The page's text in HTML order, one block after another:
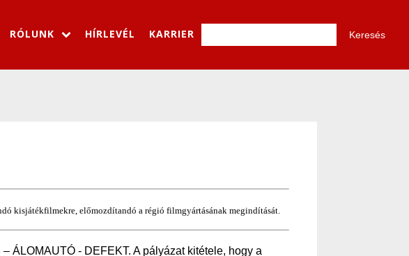
RÓLUNK HÍRLEVÉL KARRIER
kisjátékfilmekre, előmozdítandó a régió filmgyártásának megindítását.
ÁLOMAUTÓ - DEFEKT. A pályázat kitétele, hogy a